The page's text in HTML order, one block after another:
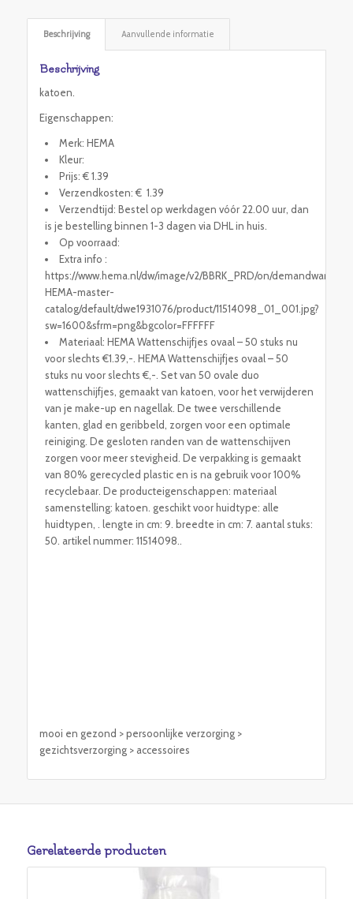
Beschrijving Aanvullende informatie
Beschrijving
katoen.
Eigenschappen:
Merk: HEMA
Kleur:
Prijs: € 1.39
Verzendkosten: € 1.39
Verzendtijd: Bestel op werkdagen vóór 22.00 uur, dan
is je bestelling binnen 1-3 dagen via DHL in huis.
Op voorraad:
Extra info :
https://www.hema.nl/dw/image/v2/BBRK_PRD/on/
HEMA-master-
catalog/default/dwe1931076/product/11514098_01_001.jpg?
sw=1600&sfrm=png&bgcolor=FFFFFF
Materiaal: HEMA Wattenschijfjes ovaal – 50 stuks nu
voor slechts €1.39,-. HEMA Wattenschijfjes ovaal – 50
stuks nu voor slechts €,-. Set van 50 ovale duo
wattenschijfjes, gemaakt van katoen, voor het verwijderen
van je make-up en nagellak. De twee verschillende
kanten, glad en geribbeld, zorgen voor een optimale
reiniging. De gesloten randen van de wattenschijven
zorgen voor meer stevigheid. De verpakking is gemaakt
van 80% gerecycled plastic en is na gebruik voor 100%
recyclebaar. De producteigenschappen: materiaal
samenstelling: katoen. geschikt voor huidtype: alle
huidtypen, . lengte in cm: 9. breedte in cm: 7. aantal stuks:
50. artikel nummer: 11514098..
mooi en gezond > persoonlijke verzorging >
gezichtsverzorging > accessoires
Gerelateerde producten